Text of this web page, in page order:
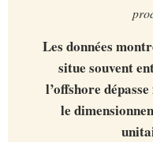
Les données
situe souvent
l’offshore
le